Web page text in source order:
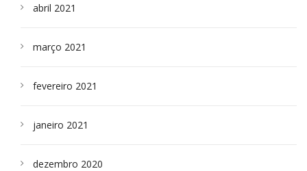
abril 2021
março 2021
fevereiro 2021
janeiro 2021
dezembro 2020